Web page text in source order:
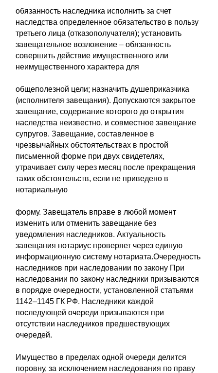
обязанность наследника исполнить за счет
наследства определенное обязательство в пользу
третьего лица (отказополучателя); установить
завещательное возложение – обязанность
совершить действие имущественного или
неимущественного характера для
общеполезной цели; назначить душеприказчика
(исполнителя завещания). Допускаются закрытое
завещание, содержание которого до открытия
наследства неизвестно, и совместное завещание
супругов. Завещание, составленное в
чрезвычайных обстоятельствах в простой
письменной форме при двух свидетелях,
утрачивает силу через месяц после прекращения
таких обстоятельств, если не приведено в
нотариальную
форму. Завещатель вправе в любой момент
изменить или отменить завещание без
уведомления наследников. Актуальность
завещания нотариус проверяет через единую
информационную систему нотариата.Очередность
наследников при наследовании по закону При
наследовании по закону наследники призываются
в порядке очередности, установленной статьями
1142–1145 ГК РФ. Наследники каждой
последующей очереди призываются при
отсутствии наследников предшествующих
очередей.
Имущество в пределах одной очереди делится
поровну, за исключением наследования по праву